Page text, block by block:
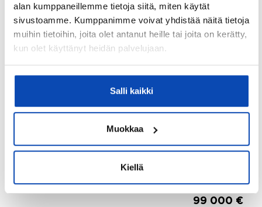
alan kumppaneillemme tietoja siitä, miten käytät
sivustoamme. Kumppanimme voivat yhdistää näitä tietoja
muihin tietoihin, joita olet antanut heille tai joita on kerätty,
kun olet käyttänyt heidän palvelujaan.
Salli kaikki
Muokkaa
Kiellä
Kortesmäki, Kalajärvi, Espoo
Kortesrinne 5 B
99 000 €